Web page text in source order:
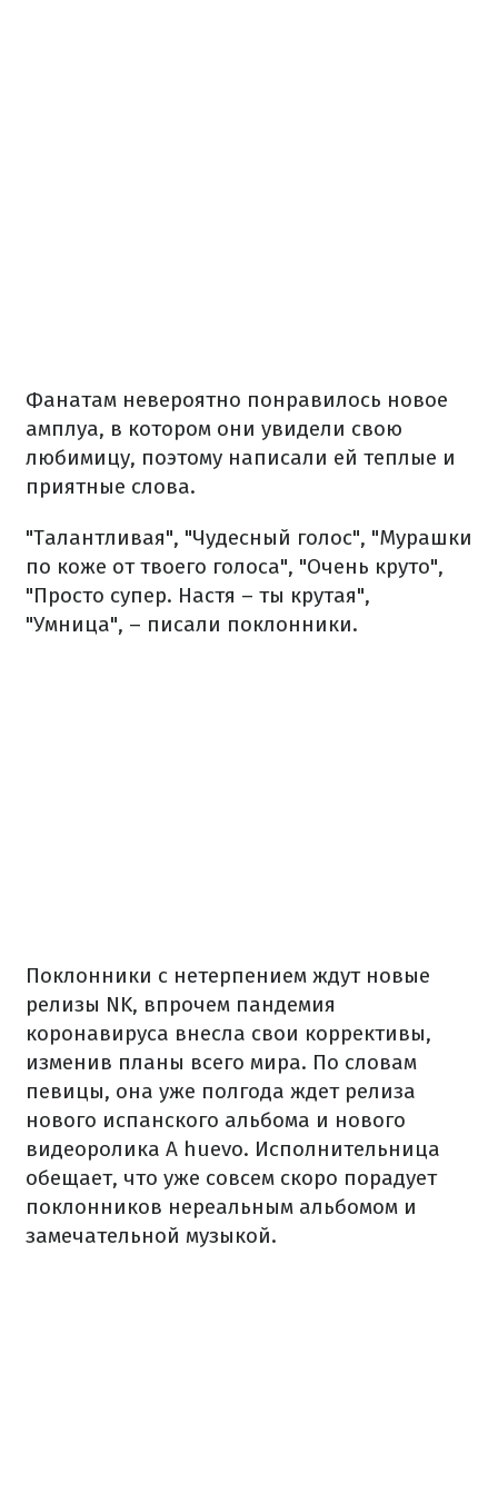
Фанатам невероятно понравилось новое
амплуа, в котором они увидели свою
любимицу, поэтому написали ей теплые и
приятные слова.
"Талантливая", "Чудесный голос", "Мурашки
по коже от твоего голоса", "Очень круто",
"Просто супер. Настя – ты крутая",
"Умница", – писали поклонники.
Поклонники с нетерпением ждут новые
релизы NK, впрочем пандемия
коронавируса внесла свои коррективы,
изменив планы всего мира. По словам
певицы, она уже полгода ждет релиза
нового испанского альбома и нового
видеоролика A huevo. Исполнительница
обещает, что уже совсем скоро порадует
поклонников нереальным альбомом и
замечательной музыкой.